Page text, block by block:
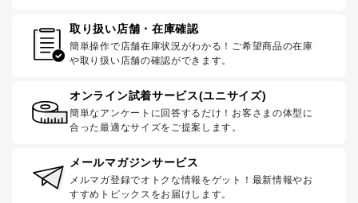
取り扱い店舗・在庫確認
簡単操作で店舗在庫状況がわかる！ご希望商品の在庫
や取り扱い店舗の確認ができます。
オンライン試着サービス(ユニサイズ)
簡単なアンケートに回答するだけ！お客さまの体型に
合った最適なサイズをご提案します。
メールマガジンサービス
メルマガ登録でオトクな情報をゲット！最新情報やお
すすめトピックスをお届けします。